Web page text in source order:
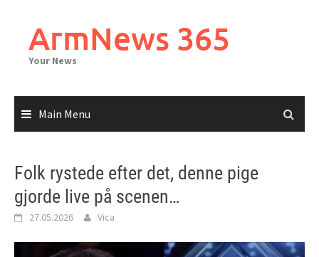
contentArmNews 365
Your News
Main Menu
Folk rystede efter det, denne pige
gjorde live på scenen…
27.05.2026 Vica